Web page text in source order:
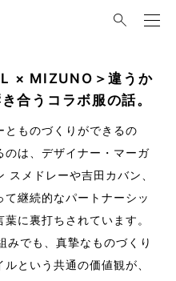
× MIZUNO＞違うか
合うコラボ服の話。
とものづくりができるの
のは、デザイナー・マーガ
スメドレーや吉田カバン、
継続的なパートナーシッ
に裏打ちされています。
でも、真摯なものづくり
という共通の価値観が、